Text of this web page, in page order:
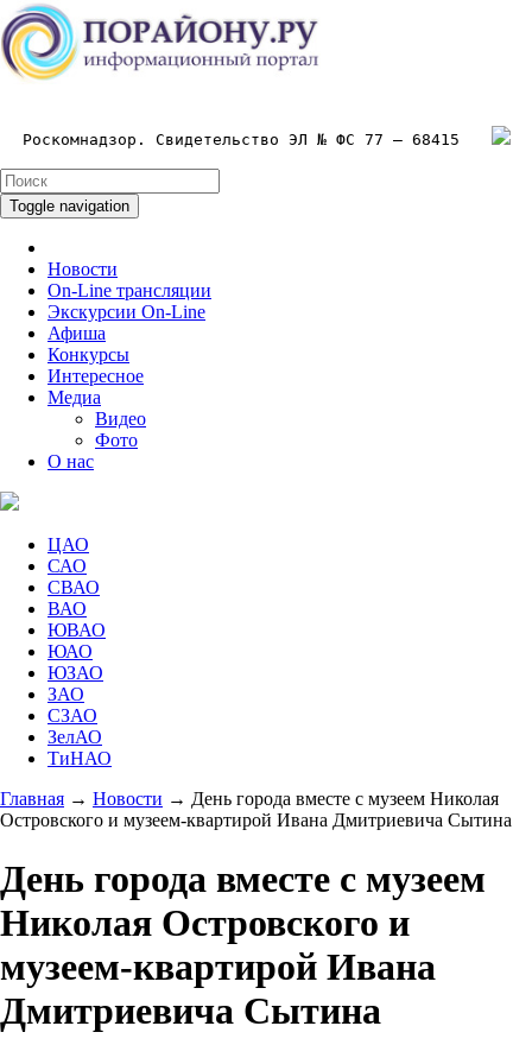
Роскомнадзор. Свидетельство ЭЛ № ФС 77 – 68415
Toggle navigation
Новости
On-Line трансляции
Экскурсии On-Line
Афиша
Конкурсы
Интересное
Медиа
Видео
Фото
О нас
ЦАО
САО
СВАО
ВАО
ЮВАО
ЮАО
ЮЗАО
ЗАО
СЗАО
ЗелАО
ТиНАО
Главная → Новости → День города вместе с музеем Николая
Островского и музеем-квартирой Ивана Дмитриевича Сытина
День города вместе с музеем
Николая Островского и
музеем-квартирой Ивана
Дмитриевича Сытина